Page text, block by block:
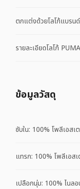
ตกแต่งด้วยโลโก้แบรน
รายละเอียดโลโก้
ข้อมูลวัสดุ
ซับใน: 100% โพลีเอสเ
แทรก: 100% โพลีเอส
เปลือกนุ่ม: 100% ไนลอ